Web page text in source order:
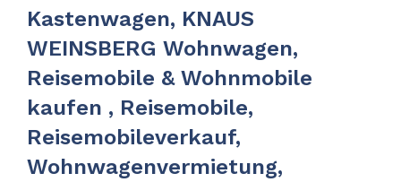
Kastenwagen, KNAUS
WEINSBERG Wohnwagen,
Reisemobile & Wohnmobile
kaufen , Reisemobile,
Reisemobileverkauf,
Wohnwagenvermietung,